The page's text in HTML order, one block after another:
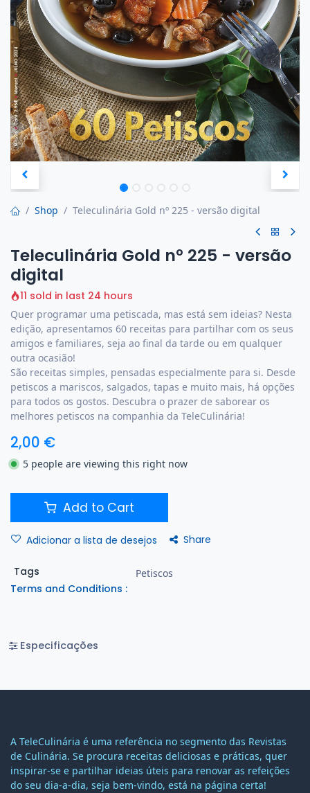
Shop Teleculinária Gold nº 225 - versão digital
Teleculinária Gold nº 225 - versão
digital
11 sold in last 24 hours
Quer programar uma petiscada, mas está sem ideias? Nesta
edição, apresentamos 60 receitas para partilhar com os seus
amigos e familiares, seja ao final da tarde ou em qualquer
outra ocasião!
São receitas simples, pensadas especialmente para si. Desde
petiscos a mariscos, salgados, tapas e muito mais, há opções
para todos os gostos. Descubra o prazer de saborear os
melhores petiscos na companhia da TeleCulinária!
2,00 €
5 people are viewing this right now
Add to Cart
Adicionar a lista de desejos Share
Tags Petiscos
Terms and Conditions :
Especificações
A TeleCulinária é uma referência no segmento das Revistas
de Culinária. Se procura receitas deliciosas e práticas, quer
inspirar-se e partilhar ideias úteis para renovar as refeições
do seu dia-a-dia, seja bem-vindo, está na página certa!